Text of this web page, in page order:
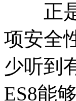
正是
项安全
少听到
ES8能